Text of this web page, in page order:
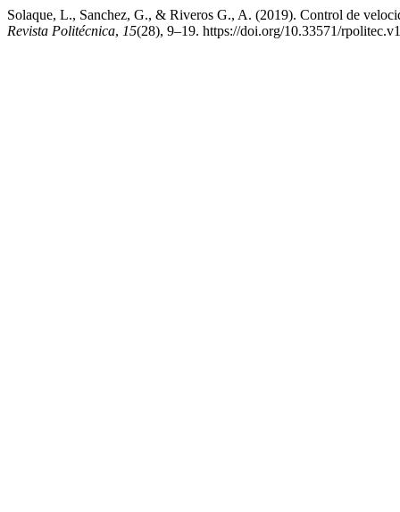
Solaque, L., Sanchez, G., & Riveros G., A. (2019). Control de
Revista Politécnica, 15(28), 9–19. https://doi.org/10.33571/